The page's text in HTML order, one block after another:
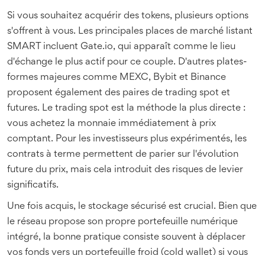
Si vous souhaitez acquérir des tokens, plusieurs options
s'offrent à vous. Les principales places de marché listant
SMART incluent Gate.io, qui apparaît comme le lieu
d'échange le plus actif pour ce couple. D'autres plates-
formes majeures comme MEXC, Bybit et Binance
proposent également des paires de trading spot et
futures. Le trading spot est la méthode la plus directe :
vous achetez la monnaie immédiatement à prix
comptant. Pour les investisseurs plus expérimentés, les
contrats à terme permettent de parier sur l'évolution
future du prix, mais cela introduit des risques de levier
significatifs.
Une fois acquis, le stockage sécurisé est crucial. Bien que
le réseau propose son propre portefeuille numérique
intégré, la bonne pratique consiste souvent à déplacer
vos fonds vers un portefeuille froid (cold wallet) si vous